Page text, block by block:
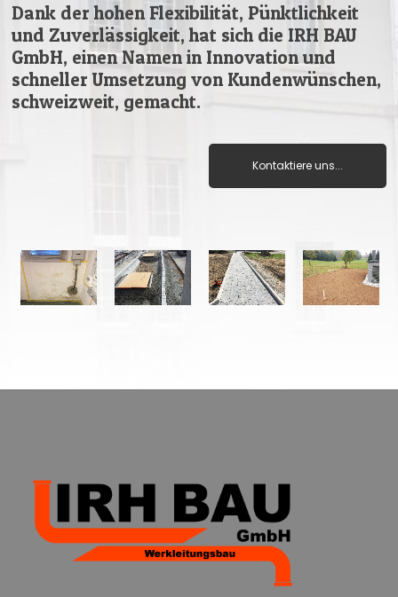
Dank der hohen Flexibilität, Pünktlichkeit
und Zuverlässigkeit, hat sich die IRH BAU
GmbH, einen Namen in Innovation und
schneller Umsetzung von Kundenwünschen,
schweizweit, gemacht.
Kontaktiere uns...